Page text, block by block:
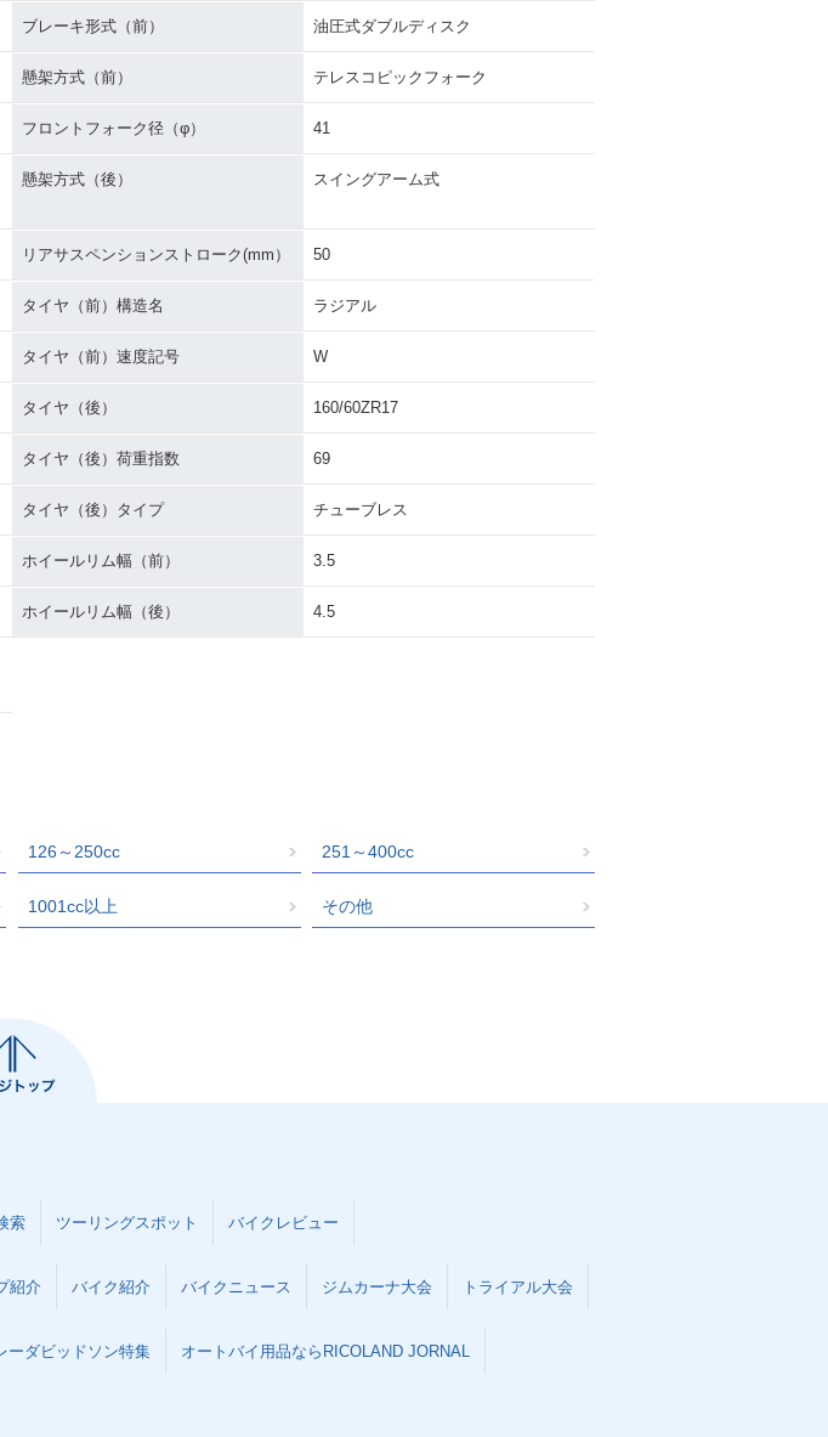
ブレーキ形式（前） 油圧式ダブルディスク
懸架方式（前） テレスコピックフォーク
フロントフォーク径（φ） 41
懸架方式（後） スイングアーム式
リアサスペンションストローク(mm） 50
タイヤ（前）構造名 ラジアル
タイヤ（前）速度記号 W
タイヤ（後） 160/60ZR17
タイヤ（後）荷重指数 69
タイヤ（後）タイプ チューブレス
ホイールリム幅（前） 3.5
ホイールリム幅（後） 4.5
126～250cc 251～400cc
1001cc以上 その他
索 ツーリングスポット バイクレビュー
紹介 バイク紹介 バイクニュース ジムカーナ大会 トライアル大会
ーダビッドソン特集 オートバイ用品ならRICOLAND JORNAL